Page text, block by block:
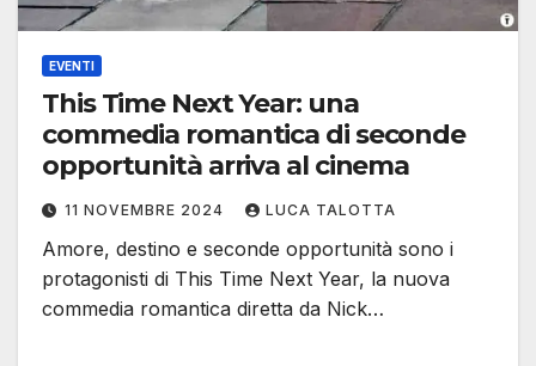
EVENTI
This Time Next Year: una
commedia romantica di seconde
opportunità arriva al cinema
11 NOVEMBRE 2024 LUCA TALOTTA
Amore, destino e seconde opportunità sono i
protagonisti di This Time Next Year, la nuova
commedia romantica diretta da Nick…